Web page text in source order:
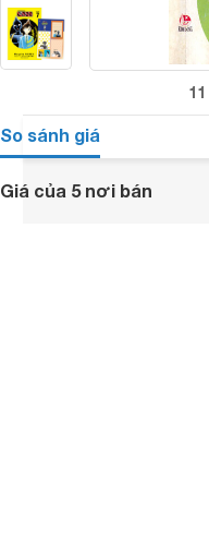
11
So sánh giá
Giá của 5 nơi bán